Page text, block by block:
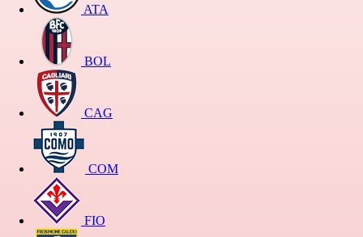
ATA
BOL
CAG
COM
FIO